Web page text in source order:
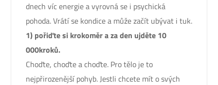
dnech víc energie a vyrovná se i psychická
pohoda. Vrátí se kondice a může začít ubývat i tuk.
1) pořiďte si krokoměr a za den ujděte 10
000kroků.
Choďte, choďte a choďte. Pro tělo je to
nejpřirozenější pohyb. Jestli chcete mít o svých